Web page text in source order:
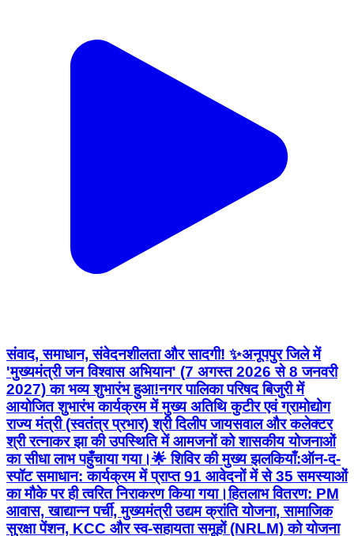
संवाद, समाधान, संवेदनशीलता और सादगी! ✨ ​अनूपपुर जिले में
'मुख्यमंत्री जन विश्वास अभियान' (7 अगस्त 2026 से 8 जनवरी
2027) का भव्य शुभारंभ हुआ! ​नगर पालिका परिषद बिजुरी में
आयोजित शुभारंभ कार्यक्रम में मुख्य अतिथि कुटीर एवं ग्रामोद्योग
राज्य मंत्री (स्वतंत्र प्रभार) श्री दिलीप जायसवाल और कलेक्टर
श्री रत्नाकर झा की उपस्थिति में आमजनों को शासकीय योजनाओं
का सीधा लाभ पहुँचाया गया। ​🌟 शिविर की मुख्य झलकियाँ: ​ऑन-द-
स्पॉट समाधान: कार्यक्रम में प्राप्त 91 आवेदनों में से 35 समस्याओं
का मौके पर ही त्वरित निराकरण किया गया। ​हितलाभ वितरण: PM
आवास, खाद्यान्न पर्ची, मुख्यमंत्री उद्यम क्रांति योजना, सामाजिक
सुरक्षा पेंशन, KCC और स्व-सहायता समूहों (NRLM) को योजना